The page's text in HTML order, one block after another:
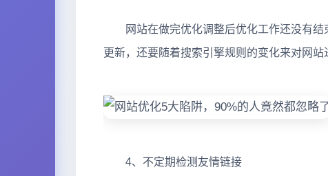
网站在做完优化调整后优化工作还没有结
更新，还要随着搜索引擎规则的变化来对网
4、不定期检测友情链接